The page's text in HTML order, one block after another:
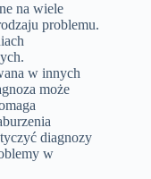
na wiele
problemu.
w innych
może
diagnozy
w